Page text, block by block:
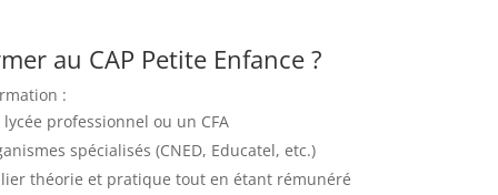
au CAP Petite Enfance ?
:
professionnel ou un CFA
spécialisés (CNED, Educatel, etc.)
théorie et pratique tout en étant rémunéré